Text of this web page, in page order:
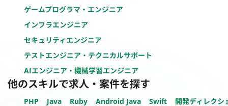
ゲームプログラマ・エンジニア
インフラエンジニア
セキュリティエンジニア
テストエンジニア・テクニカルサポート
AIエンジニア・機械学習エンジニア
他のスキルで求人・案件を探す
PHP Java Ruby Android Java Swift 開発ディレクシ